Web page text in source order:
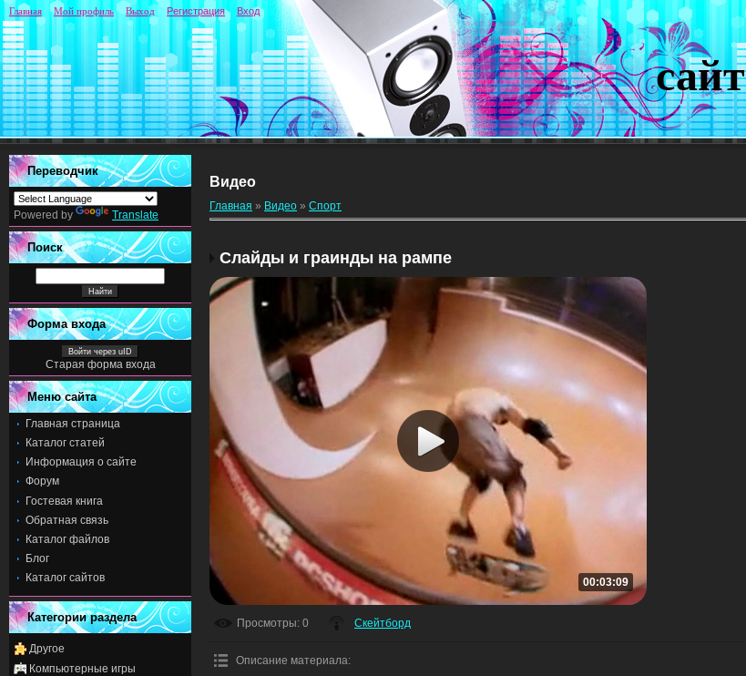
сайт
Главная Мой профиль Выход Регистрация Вход
Переводчик
Powered by Translate
Поиск
Форма входа
Войти через uID
Старая форма входа
Меню сайта
Главная страница
Каталог статей
Информация о сайте
Форум
Гостевая книга
Обратная связь
Каталог файлов
Блог
Каталог сайтов
Категории раздела
Другое
Компьютерные игры
Видео
Главная » Видео » Спорт
Слайды и граинды на рампе
00:03:09
Просмотры: 0 Скейтборд
Описание материала: